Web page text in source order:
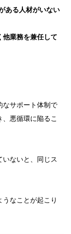
ある人材がいない
他業務を兼任して
なサポート体制で
悪循環に陥るこ
いないと、同じス
なことが起こり